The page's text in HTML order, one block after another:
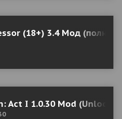
(18+) 3.4 Мод (полная
Act I 1.0.30 Mod